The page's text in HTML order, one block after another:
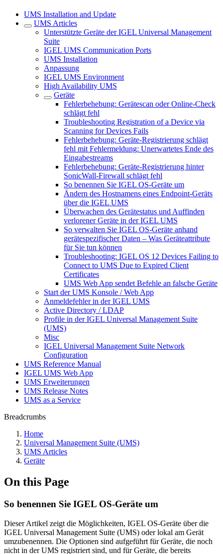
UMS Installation and Update
UMS Articles
Unterstützte Geräte der IGEL Universal Management
Suite
IGEL UMS Communication Ports
UMS Installation
Anpassung
IGEL UMS Environment
High Availability UMS
Geräte
Fehlerbehebung: Gerätescan oder Online-Check
schlägt fehl
Troubleshooting Registration of a Device via
Scanning for Devices Fails
Fehlerbehebung: Geräte-Registrierung schlägt
fehl mit Fehlermeldung: Unerwartetes Ende des
Eingabestreams
Fehlerbehebung: Geräte-Registrierung hinter
SonicWall-Firewall schlägt fehl
So benennen Sie IGEL OS-Geräte um
Ändern des Hostnamens eines Endpoint-Geräts
über die IGEL UMS
Überwachen des Gerätestatus und Auffinden
verlorener Geräte in der IGEL UMS
So verwalten Sie IGEL OS-Geräte anhand
gerätespezifischer Daten – Was Geräteattribute
für Sie tun können
Troubleshooting: IGEL OS 12 Devices Failing to
Connect to UMS Due to Expired Client
Certificates
UMS Web App sendet Befehle an falsche Geräte
Start der UMS Konsole / Web App
Anmeldefehler in der IGEL UMS
Active Directory / LDAP
Profile in der IGEL Universal Management Suite
(UMS)
Misc
IGEL Universal Management Suite Network
Configuration
UMS Reference Manual
IGEL UMS Web App
UMS Erweiterungen
UMS Release Notes
UMS as a Service
Breadcrumbs
Home
Universal Management Suite (UMS)
UMS Articles
Geräte
On this Page
So benennen Sie IGEL OS-Geräte um
Dieser Artikel zeigt die Möglichkeiten, IGEL OS-Geräte über die
IGEL Universal Management Suite (UMS) oder lokal am Gerät
umzubenennen. Die Optionen sind aufgeführt für Geräte, die noch
nicht in der UMS registriert sind, und für Geräte, die bereits